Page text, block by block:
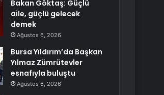
Bakan Göktaş: Güçlü
aile, güçlü gelecek
demek
Ağustos 6, 2026
Bursa Yıldırım’da Başkan
Yılmaz Zümrütevler
esnafıyla buluştu
Ağustos 6, 2026